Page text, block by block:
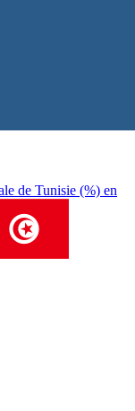
de Tunisie (%) en